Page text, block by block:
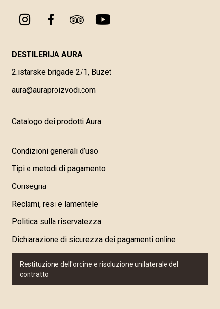
DESTILERIJA AURA
2.istarske brigade 2/1, Buzet
aura@auraproizvodi.com
Catalogo dei prodotti Aura
Condizioni generali d’uso
Tipi e metodi di pagamento
Consegna
Reclami, resi e lamentele
Politica sulla riservatezza
Dichiarazione di sicurezza dei pagamenti online
Restituzione dell'ordine e risoluzione unilaterale del
contratto